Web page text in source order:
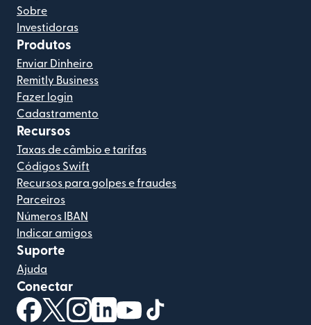
Sobre
Investidoras
Produtos
Enviar Dinheiro
Remitly Business
Fazer login
Cadastramento
Recursos
Taxas de câmbio e tarifas
Códigos Swift
Recursos para golpes e fraudes
Parceiros
Números IBAN
Indicar amigos
Suporte
Ajuda
Conectar
(abre em uma nova janela)
(abre em uma nova janela)
(abre em uma nova janela)
(abre em uma nova janela)
(abre em uma nova janela)